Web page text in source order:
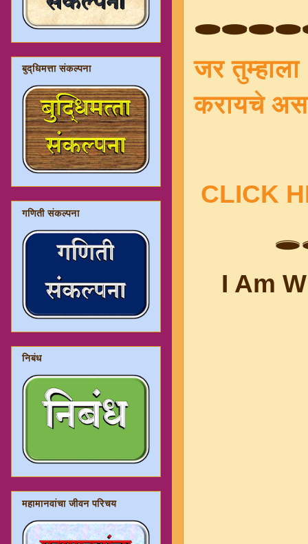
जर
करायचे
CLICK
I Am
बुद्धिमत्ता संकल्पना
गणिती संकल्पना
निबंध
महामानवांचा जीवन परिचय